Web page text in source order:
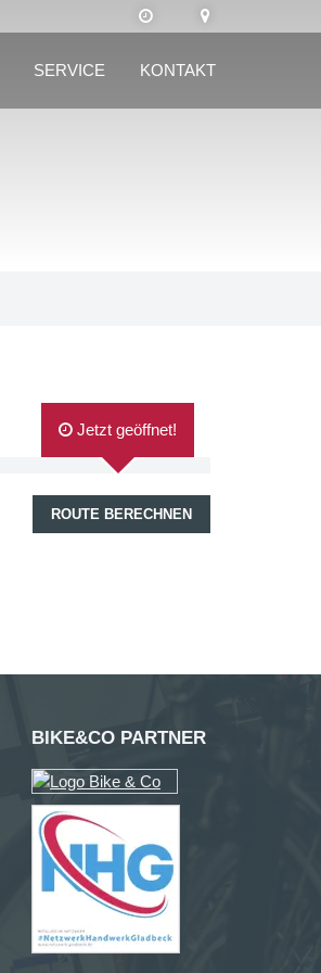
SERVICE KONTAKT
Jetzt geöffnet!
ROUTE BERECHNEN
BIKE&CO PARTNER